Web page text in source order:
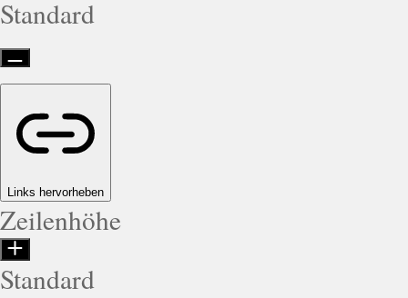
Standard
Links hervorheben
Zeilenhöhe
Standard